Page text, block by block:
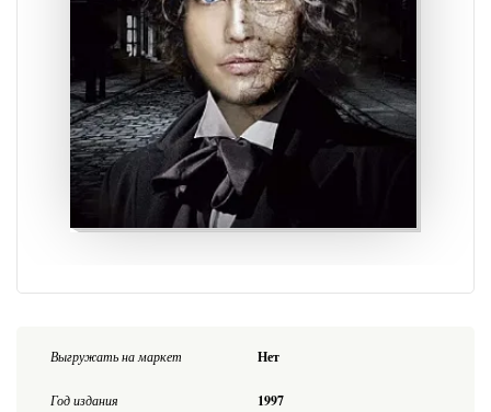
Выгружать на маркет Нет
Год издания 1997